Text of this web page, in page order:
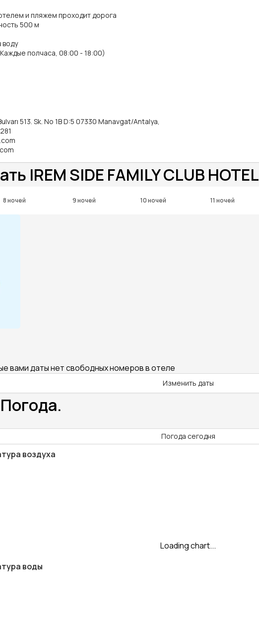
и пляжем проходит дорога
500 м
воду
полчаса, 08:00 - 18:00)
513. Sk. No 1B D:5 07330 Manavgat/Antalya,
IREM SIDE FAMILY CLUB HOTEL
8 ночей 9 ночей 10 ночей 11 ночей
вами даты нет свободных номеров в отеле
Изменить даты
Погода сегодня
воздуха
Loading chart...
воды